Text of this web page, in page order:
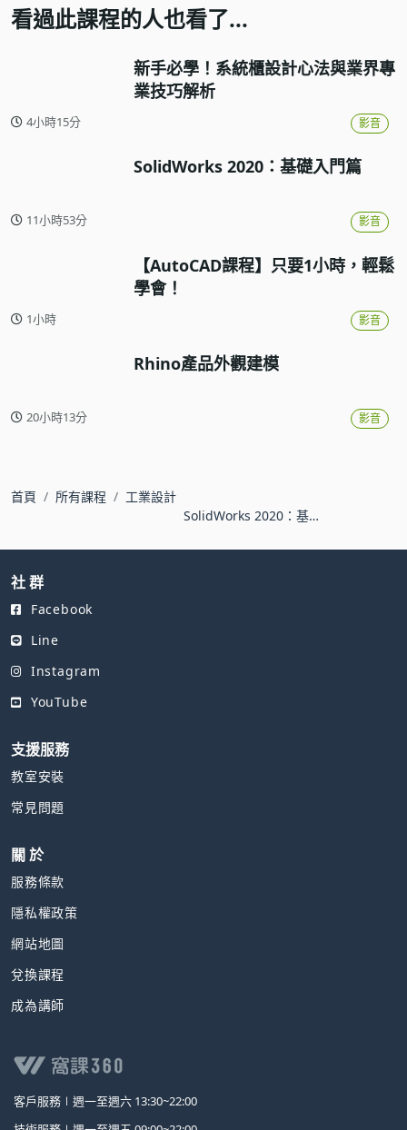
看過此課程的人也看了...
新手必學！系統櫃設計心法與業界專
業技巧解析
4小時15分 影音
SolidWorks 2020：基礎入門篇
11小時53分 影音
【AutoCAD課程】只要1小時，輕鬆
學會！
1小時 影音
Rhino產品外觀建模
20小時13分 影音
首頁 所有課程
工業設計
SolidWorks 2020：基礎
社 群
Facebook
Line
Instagram
YouTube
支援服務
教室安裝
常見問題
關 於
服務條款
隱私權政策
網站地圖
兌換課程
成為講師
客戶服務∣ 週一至週六 13:30~22:00